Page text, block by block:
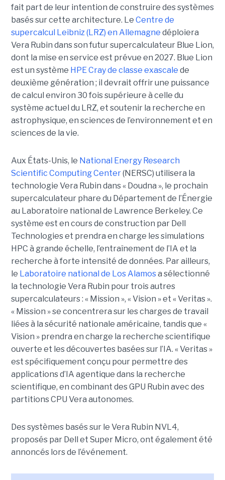
fait part de leur intention de construire des systèmes
basés sur cette architecture. Le Centre de
supercalcul Leibniz (LRZ) en Allemagne déploiera
Vera Rubin dans son futur supercalculateur Blue Lion,
dont la mise en service est prévue en 2027. Blue Lion
est un système HPE Cray de classe exascale de
deuxième génération ; il devrait offrir une puissance
de calcul environ 30 fois supérieure à celle du
système actuel du LRZ, et soutenir la recherche en
astrophysique, en sciences de l’environnement et en
sciences de la vie.
Aux États-Unis, le National Energy Research
Scientific Computing Center(NERSC) utilisera la
technologie Vera Rubin dans « Doudna », le prochain
supercalculateur phare du Département de l’Énergie
au Laboratoire national de Lawrence Berkeley. Ce
système est en cours de construction par Dell
Technologies et prendra en charge les simulations
HPC à grande échelle, l’entraînement de l’IA et la
recherche à forte intensité de données. Par ailleurs,
le Laboratoire national de Los Alamosa sélectionné
la technologie Vera Rubin pour trois autres
supercalculateurs : « Mission », « Vision » et « Veritas ».
« Mission » se concentrera sur les charges de travail
liées à la sécurité nationale américaine, tandis que «
Vision » prendra en charge la recherche scientifique
ouverte et les découvertes basées sur l’IA. « Veritas »
est spécifiquement conçu pour permettre des
applications d’IA agentique dans la recherche
scientifique, en combinant des GPU Rubin avec des
partitions CPU Vera autonomes.
Des systèmes basés sur le Vera Rubin NVL4,
proposés par Dell et Super Micro, ont également été
annoncés lors de l’événement.